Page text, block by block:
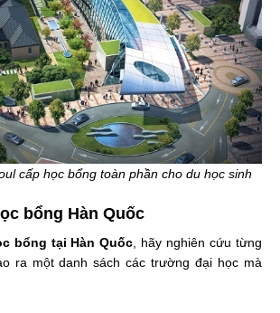
cấp học bổng toàn phần cho du học sinh
bổng Hàn Quốc
bổng tại Hàn Quốc , hãy nghiên cứu từng
ra một danh sách các trường đại học mà